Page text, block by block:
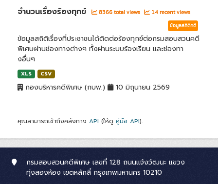
จำนวนเรื่องร้องทุกข์ 8366 total views 14 recent views
ข้อมูลสถิติคดี
ข้อมูลสถิติเรื่องที่ประชาชนได้ติดต่อร้องทุกข์ต่อกรมสอบสวนคดี
พิเศษผ่านช่องทางต่างๆ ทั้งผ่านระบบร้องเรียน และช่องทา
งอื่นๆ
XLS CSV
กองบริหารคดีพิเศษ (กบพ.) 10 มิถุนายน 2569
คุณสามารถเข้าถึงคลังทาง API (ให้ดู คู่มือ API).
กรมสอบสวนคดีพิเศษ เลขที่ 128 ถนนแจ้งวัฒนะ แขวง
ทุ่งสองห้อง เขตหลักสี่ กรุงเทพมหานคร 10210